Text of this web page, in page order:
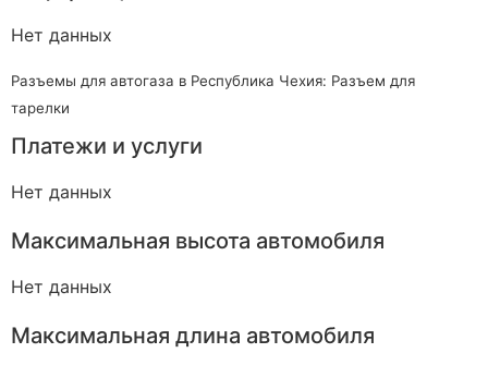
Нет данных
Разъемы для автогаза в Республика Чехия: Разъем для
тарелки
Платежи и услуги
Нет данных
Максимальная высота автомобиля
Нет данных
Максимальная длина автомобиля